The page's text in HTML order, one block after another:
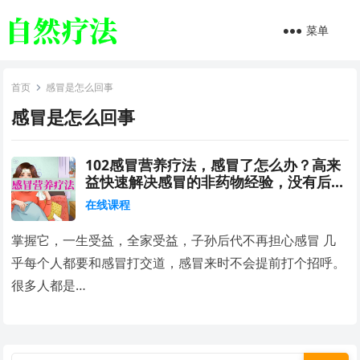
菜单
首页 感冒是怎么回事
感冒是怎么回事
102感冒营养疗法，感冒了怎么办？高来
益快速解决感冒的非药物经验，没有后遗
症
在线课程
掌握它，一生受益，全家受益，子孙后代不再担心感冒 几
乎每个人都要和感冒打交道，感冒来时不会提前打个招呼。
很多人都是…